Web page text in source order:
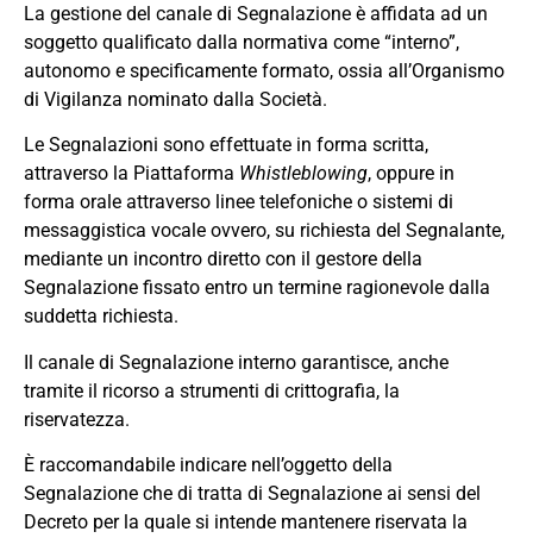
La gestione del canale di Segnalazione è affidata ad un
soggetto qualificato dalla normativa come “interno”,
autonomo e specificamente formato, ossia all’Organismo
di Vigilanza nominato dalla Società.
Le Segnalazioni sono effettuate in forma scritta,
attraverso la Piattaforma Whistleblowing, oppure in
forma orale attraverso linee telefoniche o sistemi di
messaggistica vocale ovvero, su richiesta del Segnalante,
mediante un incontro diretto con il gestore della
Segnalazione fissato entro un termine ragionevole dalla
suddetta richiesta.
Il canale di Segnalazione interno garantisce, anche
tramite il ricorso a strumenti di crittografia, la
riservatezza.
È raccomandabile indicare nell’oggetto della
Segnalazione che di tratta di Segnalazione ai sensi del
Decreto per la quale si intende mantenere riservata la